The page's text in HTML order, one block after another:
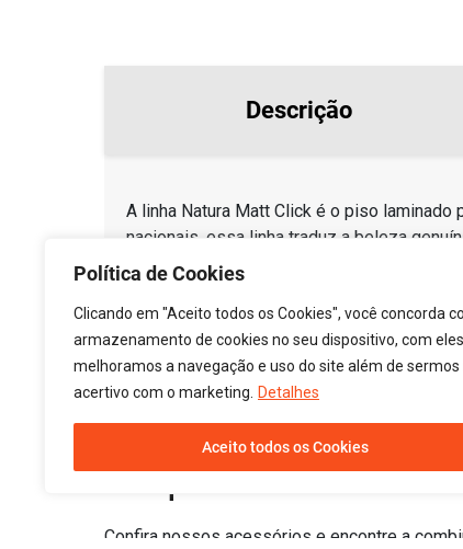
Política de Cookies
Clicando em "Aceito todos os Cookies", você concorda
armazenamento de cookies no seu dispositivo, com eles
melhoramos a navegação e uso do site além de sermos
acertivo com o marketing.
Detalhes
Aceito todos os Cookies
Descrição
A linha Natura Matt Click é o piso
nacionais, essa linha traduz a beleza
acabamento fosco e com poro
Desenvolvida para espaços
une estética premium e desempenho.
Confira nossos acessórios e encontre a